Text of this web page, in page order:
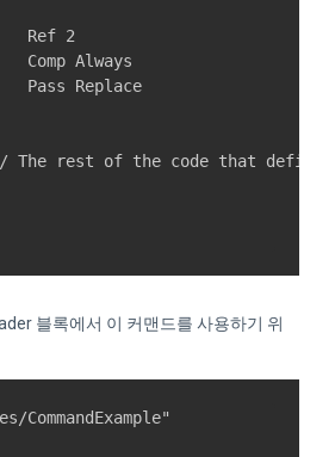
Ref 2
Comp Always
Pass Replace
}
The rest of the code that
블록에서 이 커맨드를 사용하기 위
CommandExample"